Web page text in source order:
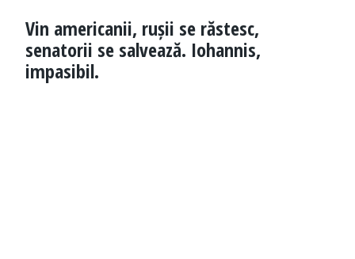
Vin americanii, rușii se răstesc,
senatorii se salvează. Iohannis,
impasibil.